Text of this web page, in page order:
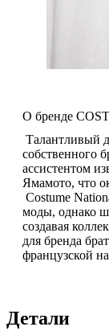
О бренде
Талантливый
собственного
ассистентом
Ямамото, что
Costume
моды, однако
создавая
для бренда
французской
Детали